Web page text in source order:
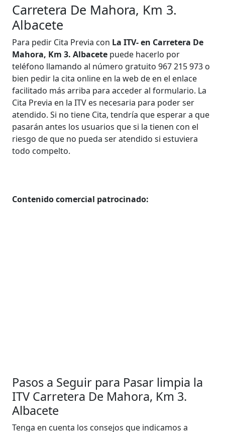
Carretera De Mahora, Km 3.
Albacete
Para pedir Cita Previa con La ITV- en Carretera De
Mahora, Km 3. Albacete puede hacerlo por
teléfono llamando al número gratuito 967 215 973 o
bien pedir la cita online en la web de en el enlace
facilitado más arriba para acceder al formulario. La
Cita Previa en la ITV es necesaria para poder ser
atendido. Si no tiene Cita, tendría que esperar a que
pasarán antes los usuarios que si la tienen con el
riesgo de que no pueda ser atendido si estuviera
todo compelto.
Contenido comercial patrocinado:
Pasos a Seguir para Pasar limpia la
ITV Carretera De Mahora, Km 3.
Albacete
Tenga en cuenta los consejos que indicamos a